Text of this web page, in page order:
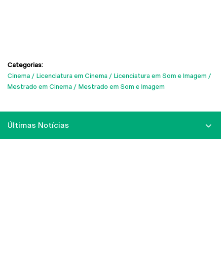
Categorias:
Cinema
Licenciatura em Cinema
Licenciatura em Som e Imagem
Mestrado em Cinema
Mestrado em Som e Imagem
Últimas Notícias